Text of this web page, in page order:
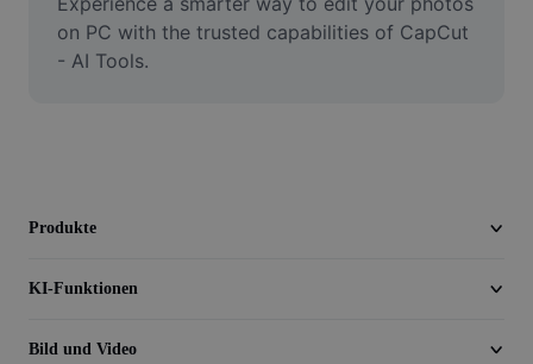
Video zuschneiden
on PC with the trusted capabilities of CapCut
- AI Tools.
Produkte
KI-Funktionen
Bild und Video